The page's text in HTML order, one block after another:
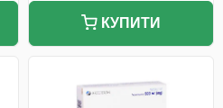
КУПИТИ